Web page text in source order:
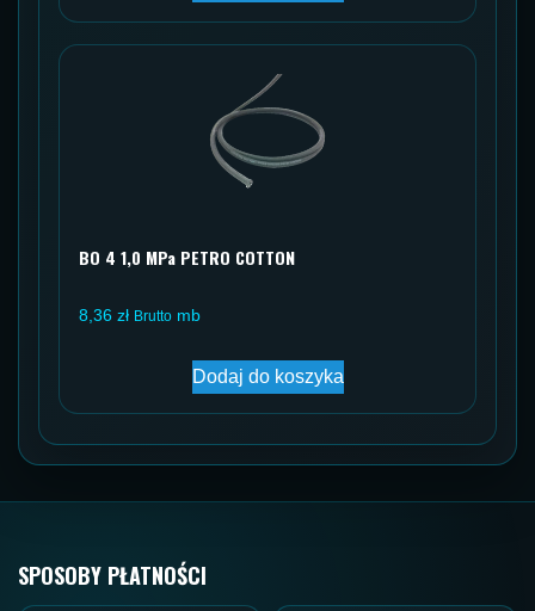
BO 4 1,0 MPa PETRO COTTON
8,36 zł Brutto mb
Dodaj do koszyka
SPOSOBY PŁATNOŚCI